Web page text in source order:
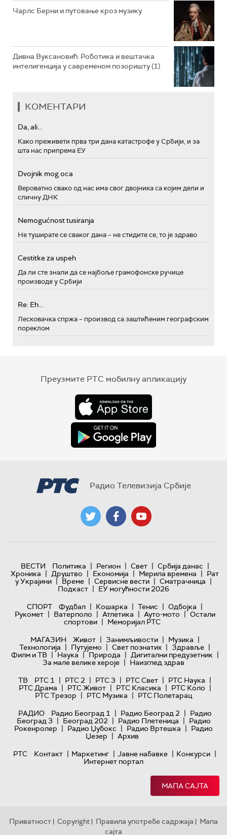
Чарлс Берни и путовање кроз музику
Дивна Вуксановић: Роботика и вештачка
интелигенција у савременом позоришту (1)
КОМЕНТАРИ
Da, ali...
Како преживети прва три дана катастрофе у Србији, и за
шта нас припрема ЕУ
Dvojnik mog oca
Вероватно свако од нас има свог двојника са којим дели и
сличну ДНК
Nemogućnost tusiranja
Не туширате се сваког дана – не стидите се, то је здраво
Cestitke za uspeh
Да ли сте знали да се најбоље грамофонске ручице
производе у Србији
Re: Eh...
Лесковачка спржа – производ са заштићеним географским
пореклом
Преузмите РТС мобилну апликацију
Радио Телевизија Србије
ВЕСТИ Политика | Регион | Свет | Србија данас |
Хроника | Друштво | Економија | Мерила времена | Рат
у Украјини | Време | Сервисне вести | Сматрачница |
Подкаст | ЕУ могућности 2026
СПОРТ
Фудбал | Кошарка | Тенис | Одбојка |
Рукомет | Ватерполо | Атлетика | Ауто-мото | Остали
спортови | Меморијал РТС
МАГАЗИН
Живот | Занимљивости | Музика |
Технологијa | Путујемо | Свет познатих | Здравље |
Филм и ТВ | Наука | Природа | Дигитални предузетник |
За мале велике хероје | Наизглед здрав
ТВ
РТС 1 | РТС 2 | РТС 3 | РТС Свет | РТС Наука |
РТС Драма | РТС Живот | РТС Класика | РТС Коло |
РТС Трезор | РТС Музика | РТС Полетарац
РАДИО
Радио Београд 1 | Радио Београд 2 | Радио
Београд 3 | Београд 202 | Радио Плетеница | Радио
Рокенролер | Радио Џубокс | Радио Вртешка | Радио
Џезер | Архив
РТС
Контакт | Маркетинг | Јавне набавке | Конкурси |
Интернет портал
МАПА САЈТА
Приватност | Copyright | Правила употребе садржаја | Мапа
сајта